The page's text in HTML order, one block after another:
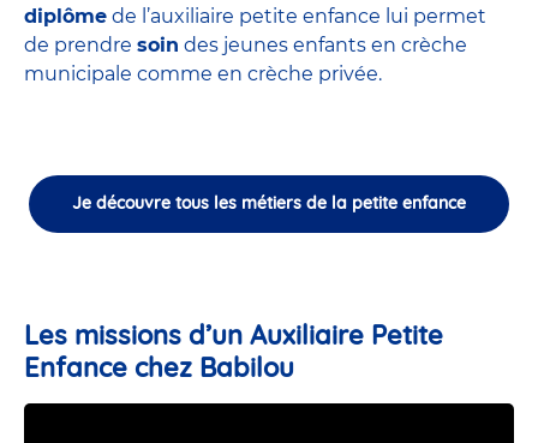
diplôme de l’auxiliaire petite enfance lui permet
de prendre soin des jeunes enfants en crèche
municipale comme en crèche privée.
Je découvre tous les métiers de la petite enfance
Les missions d’un Auxiliaire Petite
Enfance chez Babilou